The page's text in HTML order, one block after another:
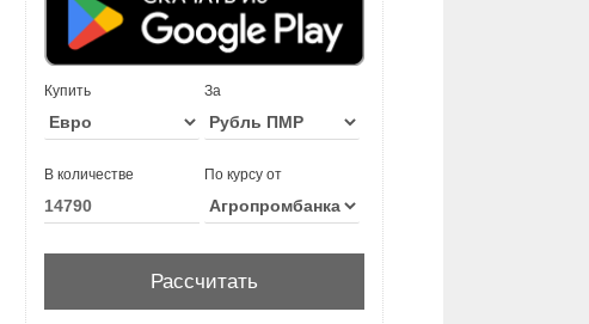
Купить За
В количестве По курсу от